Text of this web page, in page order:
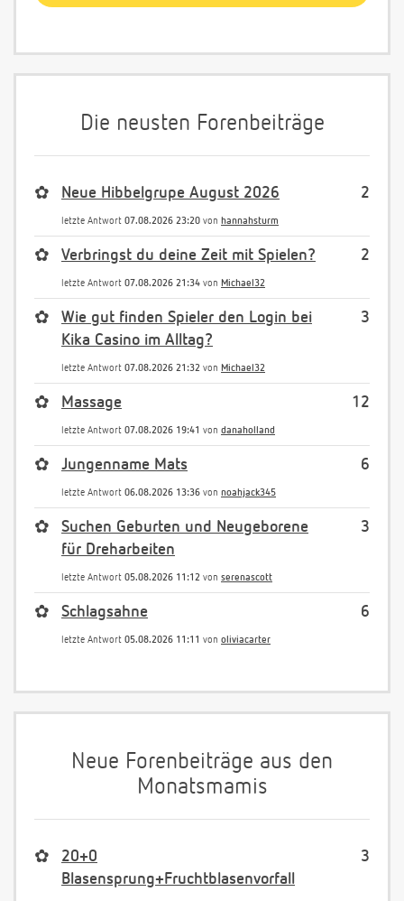
Die neusten Forenbeiträge
2
✿ Neue Hibbelgrupe August 2026
letzte Antwort 07.08.2026 23:20 von hannahsturm
2
✿ Verbringst du deine Zeit mit Spielen?
letzte Antwort 07.08.2026 21:34 von Michael32
3
✿
Wie gut finden Spieler den Login bei
Kika Casino im Alltag?
letzte Antwort 07.08.2026 21:32 von Michael32
12
✿ Massage
letzte Antwort 07.08.2026 19:41 von danaholland
6
✿ Jungenname Mats
letzte Antwort 06.08.2026 13:36 von noahjack345
3
✿
Suchen Geburten und Neugeborene
für Dreharbeiten
letzte Antwort 05.08.2026 11:12 von serenascott
6
✿ Schlagsahne
letzte Antwort 05.08.2026 11:11 von oliviacarter
Neue Forenbeiträge aus den
Monatsmamis
3
✿
20+0
Blasensprung+Fruchtblasenvorfall